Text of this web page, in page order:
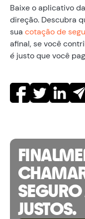
Baixe o aplicativo
direção. Descubra
sua cotação de
afinal, se você
é justo que você
JUSTOS.